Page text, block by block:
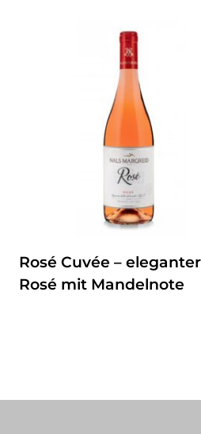
ZUM PRODUKT
Rosé Cuvée – eleganter
Rosé mit Mandelnote